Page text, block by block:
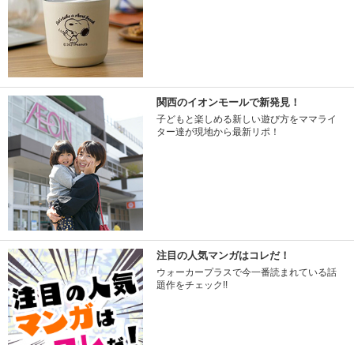
関西のイオンモールで新発見！
子どもと楽しめる新しい遊び方をママライ
ター達が現地から最新リポ！
注目の人気マンガはコレだ！
ウォーカープラスで今一番読まれている話
題作をチェック!!